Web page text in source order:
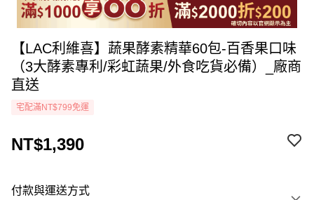
【LAC利維喜】蔬果酵素精華60包-百香果口味
（3大酵素專利/彩虹蔬果/外食吃貨必備）_廠商
直送
宅配滿NT$799免運
NT$1,390
付款與運送方式